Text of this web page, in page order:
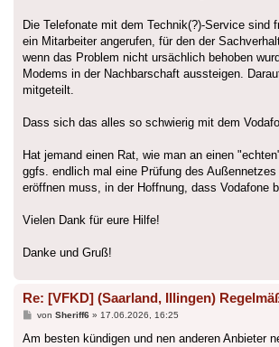
Die Telefonate mit dem Technik(?)-Service
ein Mitarbeiter angerufen, für den der
wenn das Problem nicht ursächlich behoben
Modems in der Nachbarschaft aussteigen.
mitgeteilt.
Dass sich das alles so schwierig mit dem
Hat jemand einen Rat, wie man an einen
ggfs. endlich mal eine Prüfung des
eröffnen muss, in der Hoffnung, dass Vodafone
Vielen Dank für eure Hilfe!
Danke und Gruß!
Re: [VFKD] (Saarland, Illingen)
Beitrag
von Sheriff6» 17.06.2026, 16:25
Am besten kündigen und nen anderen Anbieter